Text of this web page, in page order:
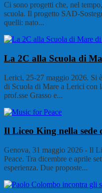
Ci sono progetti che, nel
scuola. Il progetto SAD-
quelli: nato...
La 2C alla Scuola di
Lerici, 25-27 maggio 2026. Si
di Scuola di Mare a Lerici con
prof.sse Grasso e...
Il Liceo King nella sede
Genova, 31 maggio 2026 - Il
Peace. Tra dicembre e aprile
esperienza. Due proposte...